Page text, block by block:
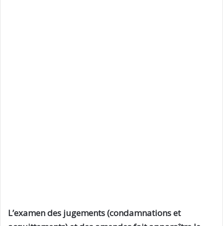
L’examen des jugements (condamnations et